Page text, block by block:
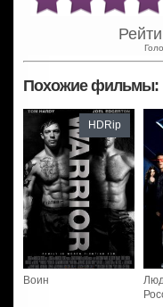
Похожие фильмы:
Воин
HDRip